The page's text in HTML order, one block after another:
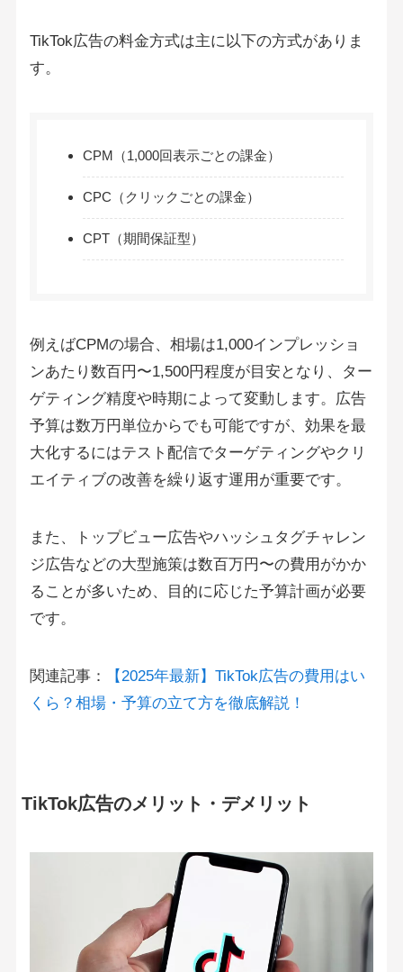
TikTok広告の料金方式は主に以下の方式がありま
す。
CPM（1,000回表示ごとの課金）
CPC（クリックごとの課金）
CPT（期間保証型）
例えばCPMの場合、相場は1,000インプレッショ
ンあたり数百円〜1,500円程度が目安となり、ター
ゲティング精度や時期によって変動します。広告
予算は数万円単位からでも可能ですが、効果を最
大化するにはテスト配信でターゲティングやクリ
エイティブの改善を繰り返す運用が重要です。
また、トップビュー広告やハッシュタグチャレン
ジ広告などの大型施策は数百万円〜の費用がかか
ることが多いため、目的に応じた予算計画が必要
です。
関連記事：
【2025年最新】TikTok広告の費用はい
くら？相場・予算の立て方を徹底解説！
TikTok広告のメリット・デメリット